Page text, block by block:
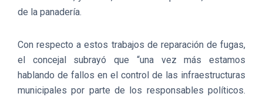
de la panadería.
Con respecto a estos trabajos de reparación de fugas,
el concejal subrayó que “una vez más estamos
hablando de fallos en el control de las infraestructuras
municipales por parte de los responsables políticos.